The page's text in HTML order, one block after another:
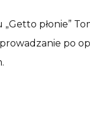
płonie”
po